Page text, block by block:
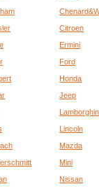
Citroen
Ermini
Ford
Honda
Jeep
Lincoln
Mazda
Mini
Nissan